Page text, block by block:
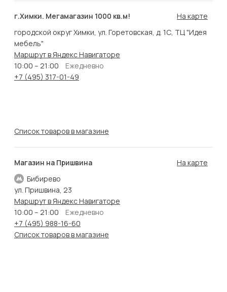
г.Химки. Мегамагазин 1000 кв.м!
На карте
городской округ Химки, ул. Горетовская, д. 1С, ТЦ "Идея
мебель"
Маршрут в Яндекс Навигаторе
10:00 – 21:00
Ежедневно
+7 (495) 317-01-49
Список товаров в магазине
Магазин на Пришвина
Бибирево
На карте
ул. Пришвина, 23
Маршрут в Яндекс Навигаторе
10:00 – 21:00
Ежедневно
+7 (495) 988-16-60
Список товаров в магазине